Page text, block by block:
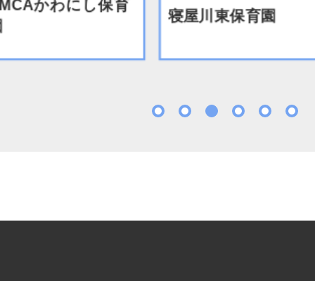
かわにし保育
寝屋川東保育園